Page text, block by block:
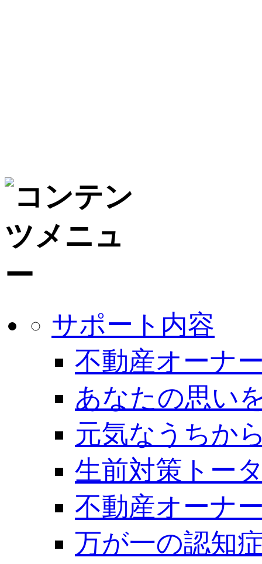
サポート内容
不動産オーナ
あなたの思い
元気なうちか
生前対策トー
不動産オーナ
万が一の認知